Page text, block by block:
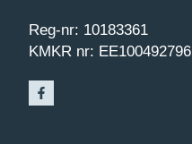
Reg-nr: 10183361
KMKR nr: EE100492796